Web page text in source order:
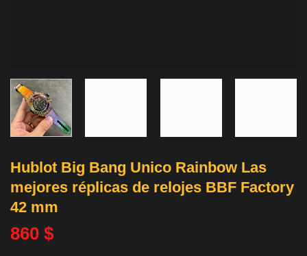
Hublot Big Bang Unico Rainbow Las
mejores réplicas de relojes BBF Factory
42 mm
860 $